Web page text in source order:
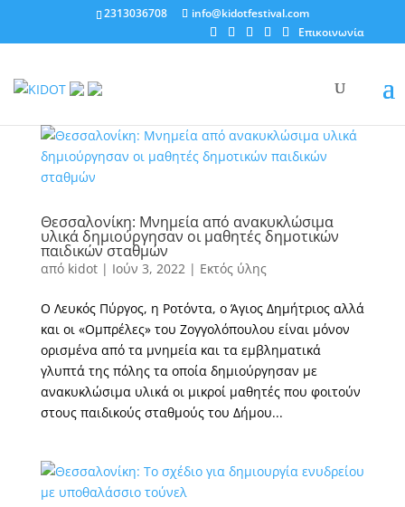
2313036708
info@kidotfestival.com
Επικοινωνία
Θεσσαλονίκη: Μνημεία από ανακυκλώσιμα
υλικά δημιούργησαν οι μαθητές δημοτικών
παιδικών σταθμών
από kidot| Ιούν 3, 2022| Εκτός ύλης
Ο Λευκός Πύργος, η Ροτόντα, ο Άγιος Δημήτριος αλλά
και οι «Ομπρέλες» του Ζογγολόπουλου είναι μόνον
ορισμένα από τα μνημεία και τα εμβληματικά
γλυπτά της πόλης τα οποία δημιούργησαν με
ανακυκλώσιμα υλικά οι μικροί μαθητές που φοιτούν
στους παιδικούς σταθμούς του Δήμου...